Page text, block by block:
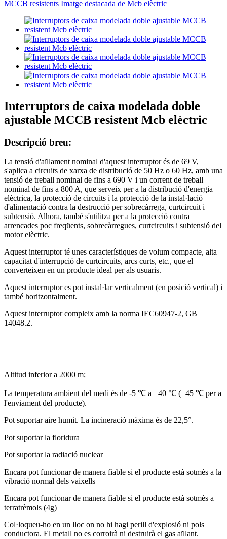
Interruptors de caixa modelada doble
ajustable MCCB resistent Mcb elèctric
Descripció breu:
La tensió d'aïllament nominal d'aquest interruptor és de 69 V,
s'aplica a circuits de xarxa de distribució de 50 Hz o 60 Hz, amb una
tensió de treball nominal de fins a 690 V i un corrent de treball
nominal de fins a 800 A, que serveix per a la distribució d'energia
elèctrica, la protecció de circuits i la protecció de la instal·lació
d'alimentació contra la destrucció per sobrecàrrega, curtcircuit i
subtensió. Alhora, també s'utilitza per a la protecció contra
arrencades poc freqüents, sobrecàrregues, curtcircuits i subtensió del
motor elèctric.
Aquest interruptor té unes característiques de volum compacte, alta
capacitat d'interrupció de curtcircuits, arcs curts, etc., que el
converteixen en un producte ideal per als usuaris.
Aquest interruptor es pot instal·lar verticalment (en posició vertical) i
també horitzontalment.
Aquest interruptor compleix amb la norma IEC60947-2, GB
14048.2.
Altitud inferior a 2000 m;
La temperatura ambient del medi és de -5 ℃ a +40 ℃ (+45 ℃ per a
l'enviament del producte).
Pot suportar aire humit. La incineració màxima és de 22,5°.
Pot suportar la floridura
Pot suportar la radiació nuclear
Encara pot funcionar de manera fiable si el producte està sotmès a la
vibració normal dels vaixells
Encara pot funcionar de manera fiable si el producte està sotmès a
terratrèmols (4g)
Col·loqueu-ho en un lloc on no hi hagi perill d'explosió ni pols
conductora. El metall no es corroirà ni destruirà el gas aïllant.